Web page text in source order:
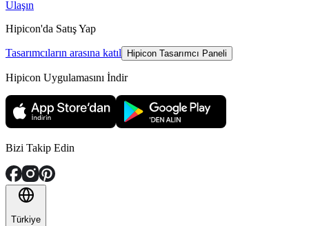
Ulaşın
Hipicon'da Satış Yap
Tasarımcıların arasına katıl Hipicon Tasarımcı Paneli
Hipicon Uygulamasını İndir
Bizi Takip Edin
Türkiye